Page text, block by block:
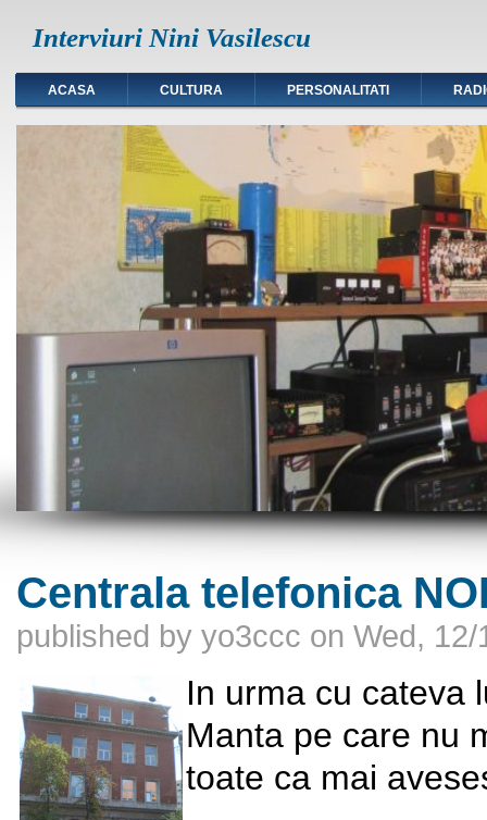
Interviuri Nini Vasilescu
ACASA CULTURA PERSONALITATI
Centrala telefonica
published by yo3ccc on Wed, 12/
In urma cu cateva
Manta pe care nu
toate ca mai